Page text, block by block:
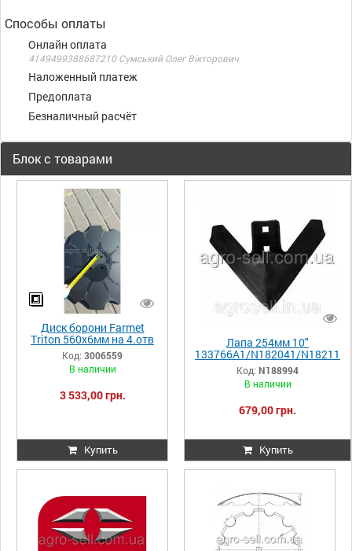
Способы оплаты
Онлайн оплата
4149499388687210 Сумський Олег Вікторович
Наложенный платеж
Предоплата
Безналичный расчёт
Блок с товарами
Диск борони Farmet
Triton 560х6мм на 4.отв
12.5 мм, межц. 98мм
Код: 3006559
В наличии
3 533,00 грн.
Купить
Лапа 254мм 10"
133766A1/N182041/N18211
4/101487/N188994
Код: N188994
В наличии
679,00 грн.
Купить